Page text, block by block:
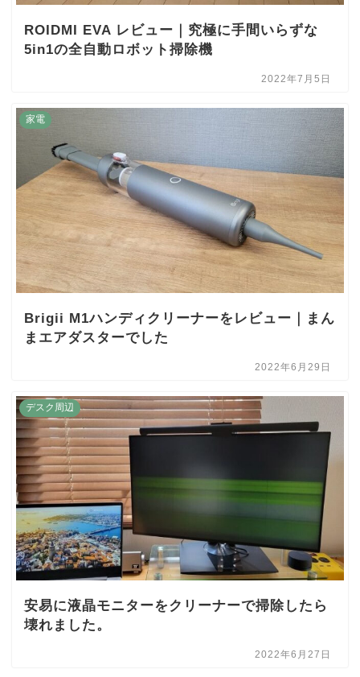
ROIDMI EVA レビュー｜究極に手間いらずな
5in1の全自動ロボット掃除機
2022年7月5日
家電
Brigii M1ハンディクリーナーをレビュー｜まん
まエアダスターでした
2022年6月29日
デスク周辺
安易に液晶モニターをクリーナーで掃除したら
壊れました。
2022年6月27日